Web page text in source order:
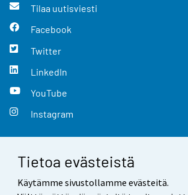
Tietoa evästeistä
Käytämme sivustollamme evästeitä.
Tilaa uutisviesti
Facebook
Twitter
LinkedIn
YouTube
Instagram
Yhteystiedot
Palaute